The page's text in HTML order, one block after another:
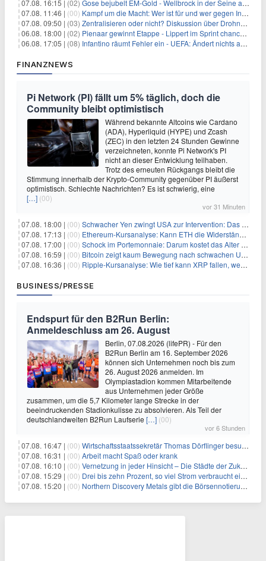
07.08. 16:15 | (02) Gose bejubelt EM-Gold - Wellbrock in der Seine ausgebremst
07.08. 11:46 | (00) Kampf um die Macht: Wer ist für und wer gegen Infantino?
07.08. 09:50 | (03) Zentralisieren oder nicht? Diskussion über Drohnenabwehr
06.08. 18:00 | (02) Pienaar gewinnt Etappe - Lippert im Sprint chancenlos
06.08. 17:05 | (08) Infantino räumt Fehler ein - UEFA: Ändert nichts an Boykott
FINANZNEWS
Pi Network (PI) fällt um 5% täglich, doch die
Community bleibt optimistisch
Während bekannte Altcoins wie Cardano
(ADA), Hyperliquid (HYPE) und Zcash
(ZEC) in den letzten 24 Stunden Gewinne
verzeichneten, konnte Pi Network's PI
nicht an dieser Entwicklung teilhaben.
Trotz des erneuten Rückgangs bleibt die
Stimmung innerhalb der Krypto-Community gegenüber PI äußerst
optimistisch. Schlechte Nachrichten? Es ist schwierig, eine
[…] (00)
vor 31 Minuten
07.08. 18:00 | (00) Schwacher Yen zwingt USA zur Intervention: Das größte Risiko seit 15 Jahren
07.08. 17:13 | (00) Ethereum-Kursanalyse: Kann ETH die Widerstände der gleitenden Durchschnitte überwinden?
07.08. 17:00 | (00) Schock im Portemonnaie: Darum kostet das Alter deutlich mehr als Sie denken
07.08. 16:59 | (00) Bitcoin zeigt kaum Bewegung nach schwachen US-Arbeitsmarktdaten, Fed-Zinserhöhungschancen sinken auf 44%
07.08. 16:36 | (00) Ripple-Kursanalyse: Wie tief kann XRP fallen, wenn die $1-Unterstützung am Wochenende verloren geht?
BUSINESS/PRESSE
Endspurt für den B2Run Berlin:
Anmeldeschluss am 26. August
Berlin, 07.08.2026 (lifePR) - Für den
B2Run Berlin am 16. September 2026
können sich Unternehmen noch bis zum
26. August 2026 anmelden. Im
Olympiastadion kommen Mitarbeitende
aus Unternehmen jeder Größe
zusammen, um die 5,7 Kilometer lange Strecke in der
beeindruckenden Stadionkulisse zu absolvieren. Als Teil der
deutschlandweiten B2Run Laufserie […] (00)
vor 6 Stunden
07.08. 16:47 | (00) Wirtschaftsstaatssekretär Thomas Dörflinger besucht Handwerksbetrieb im Kammerbezirk Freiburg
07.08. 16:31 | (00) Arbeit macht Spaß oder krank
07.08. 16:10 | (00) Vernetzung in jeder Hinsicht – Die Städte der Zukunft sind grün-blau
07.08. 15:29 | (00) Drei bis zehn Prozent, so viel Strom verbraucht ein Aufzug im Gebäude
07.08. 15:20 | (00) Northern Discovery Metals gibt die Börsennotierung an der Frankfurter Wertpapierbörse bekannt